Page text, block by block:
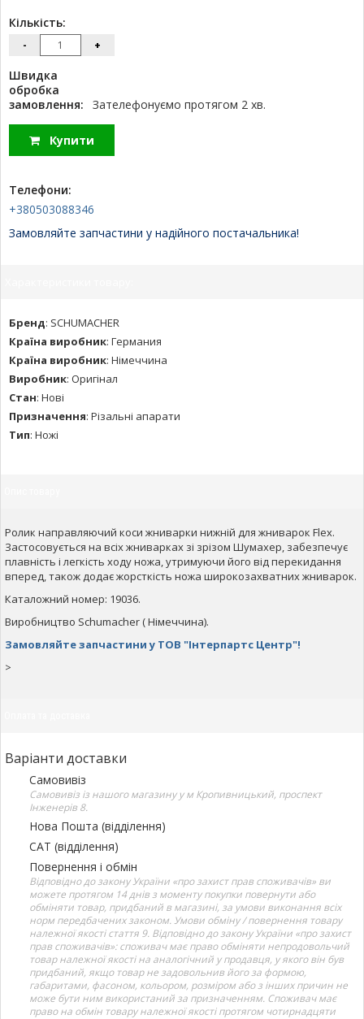
Кількість:
- +
Швидка
обробка
замовлення:
Зателефонуємо протягом 2 хв.
Купити
Телефони:
+380503088346
Замовляйте запчастини у надійного постачальника!
Бренд: SCHUMACHER
Країна виробник: Германия
Країна виробник: Німеччина
Виробник: Оригінал
Стан: Нові
Призначення: Різальні апарати
Тип: Ножі
Ролик направляючий коси жниварки нижній для жниварок Flex.
Застосовується на всіх жниварках зі зрізом Шумахер, забезпечує
плавність і легкість ходу ножа, утримуючи його від перекидання
вперед, також додає жорсткість ножа широкозахватних жниварок.
Каталожний номер: 19036.
Виробництво Schumacher ( Німеччина).
Замовляйте запчастини у ТОВ "Інтерпартс Центр"!
>
Варіанти доставки
Самовивіз
Самовивіз із нашого магазину у м Кропивницький, проспект
Інженерів 8.
Нова Пошта (відділення)
САТ (відділення)
Повернення і обмін
Відповідно до закону України «про захист прав споживачів» ви
можете протягом 14 днів з моменту покупки повернути або
обміняти товар, придбаний в магазині, за умови виконання всіх
норм передбачених законом. Умови обміну / повернення товару
належної якості стаття 9. Відповідно до закону України «про захист
прав споживачів»: споживач має право обміняти непродовольчий
товар належної якості на аналогічний у продавця, у якого він був
придбаний, якщо товар не задовольнив його за формою,
габаритами, фасоном, кольором, розміром або з інших причин не
може бути ним використаний за призначенням. Споживач має
право на обмін товару належної якості протягом чотирнадцяти